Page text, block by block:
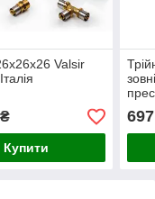
Valsir
Купити